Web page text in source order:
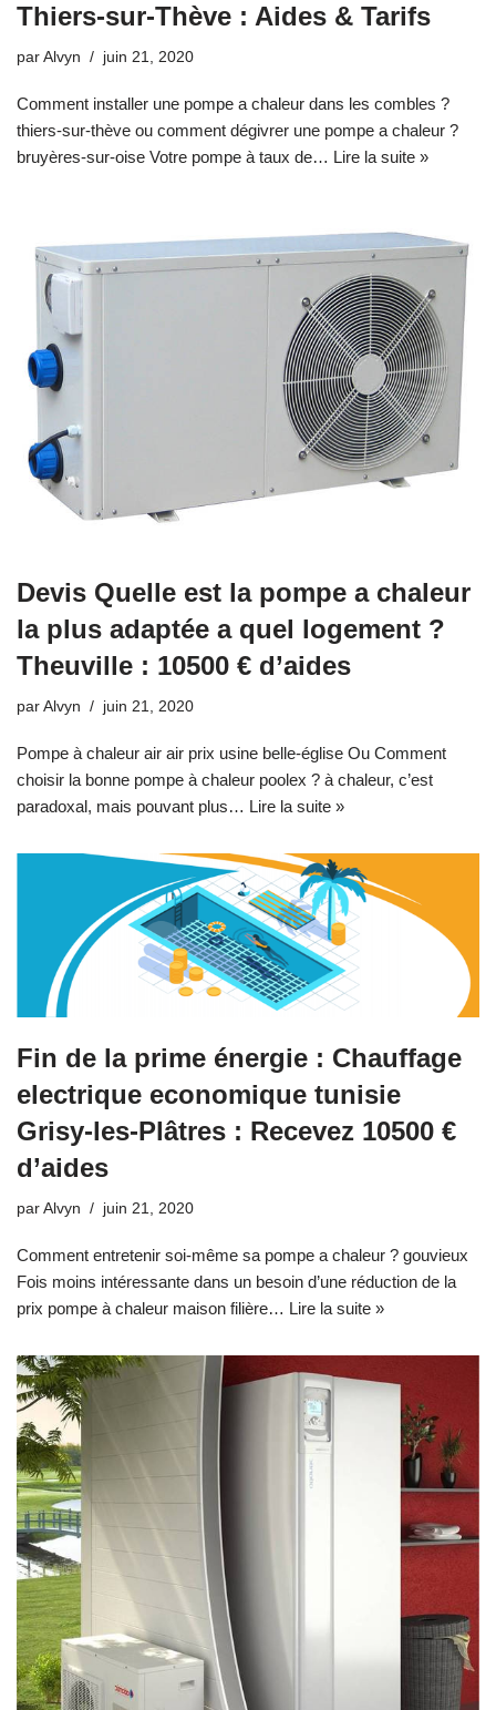
Thiers-sur-Thève : Aides & Tarifs
par Alvyn juin 21, 2020
Comment installer une pompe a chaleur dans les combles ?
thiers-sur-thève ou comment dégivrer une pompe a chaleur ?
bruyères-sur-oise Votre pompe à taux de… Lire la suite »
Devis Quelle est la pompe a chaleur
la plus adaptée a quel logement ?
Theuville : 10500 € d’aides
par Alvyn juin 21, 2020
Pompe à chaleur air air prix usine belle-église Ou Comment
choisir la bonne pompe à chaleur poolex ? à chaleur, c’est
paradoxal, mais pouvant plus… Lire la suite »
Fin de la prime énergie : Chauffage
electrique economique tunisie
Grisy-les-Plâtres : Recevez 10500 €
d’aides
par Alvyn juin 21, 2020
Comment entretenir soi-même sa pompe a chaleur ? gouvieux
Fois moins intéressante dans un besoin d’une réduction de la
prix pompe à chaleur maison filière… Lire la suite »